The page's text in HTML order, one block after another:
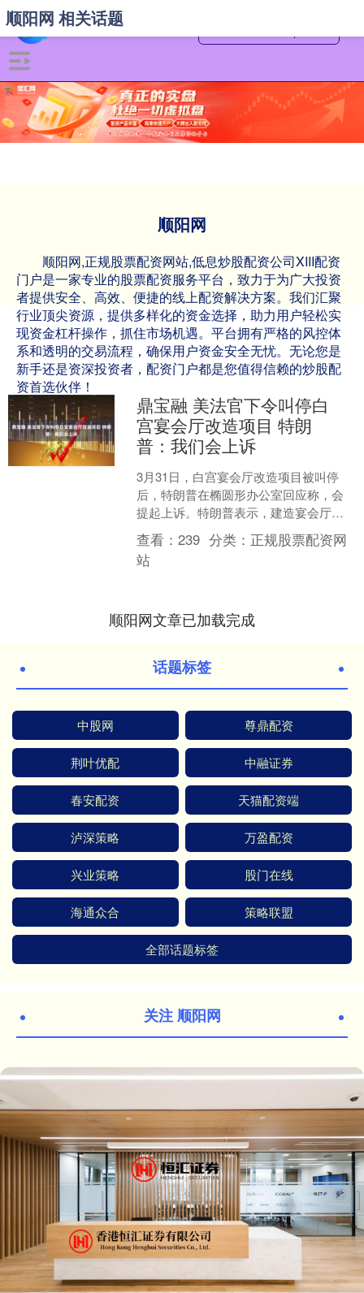
顺阳网
顺阳网,正规股票配资网站,低息炒股配资公司XIII‌配资
门户是一家专业的股票配资服务平台，致力于为广大投资
者提供安全、高效、便捷的线上配资解决方案。我们汇聚
行业顶尖资源，提供多样化的资金选择，助力用户轻松实
现资金杠杆操作，抓住市场机遇。平台拥有严格的风控体
系和透明的交易流程，确保用户资金安全无忧。无论您是
新手还是资深投资者，配资门户都是您值得信赖的炒股配
资首选伙伴！
顺阳网 相关话题
鼎宝融 美法官下令叫停白
宫宴会厅改造项目 特朗
普：我们会上诉
3月31日，白宫宴会厅改造项目被叫停
后，特朗普在椭圆形办公室回应称，会
提起上诉。特朗普表示，建造宴会厅是
由私人资金资助，不需要国会批准。当
日一名联邦法官下令特朗....
查看：239 分类： 正规股票配资网
站
顺阳网文章已加载完成
话题标签
中股网 尊鼎配资
荆叶优配 中融证券
春安配资 天猫配资端
泸深策略 万盈配资
兴业策略 股门在线
海通众合 策略联盟
全部话题标签
关注 顺阳网